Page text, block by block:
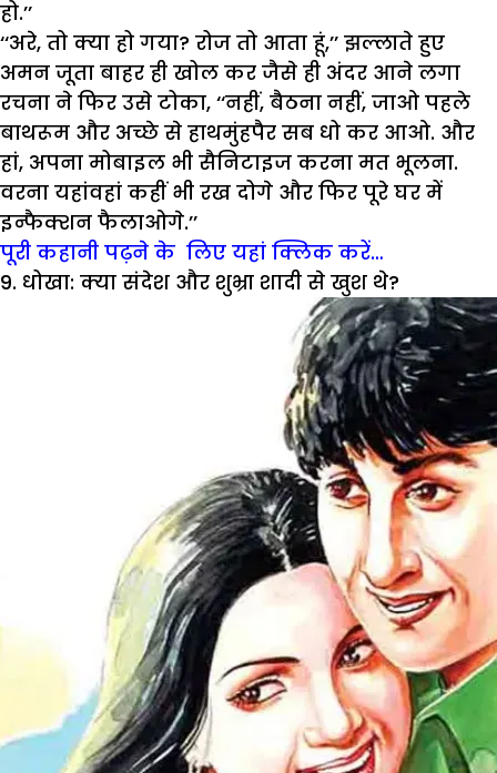
हो.’’
‘‘अरे, तो क्या हो गया? रोज तो आता हूं,’’ झल्लाते हुए
अमन जूता बाहर ही खोल कर जैसे ही अंदर आने लगा
रचना ने फिर उसे टोका, ‘‘नहीं, बैठना नहीं, जाओ पहले
बाथरूम और अच्छे से हाथमुंहपैर सब धो कर आओ. और
हां, अपना मोबाइल भी सैनिटाइज करना मत भूलना.
वरना यहांवहां कहीं भी रख दोगे और फिर पूरे घर में
इन्फैक्शन फैलाओगे.’’
पूरी कहानी पढ़ने के लिए यहां क्लिक करें…
9. धोखा: क्या संदेश और शुभ्रा शादी से खुश थे?